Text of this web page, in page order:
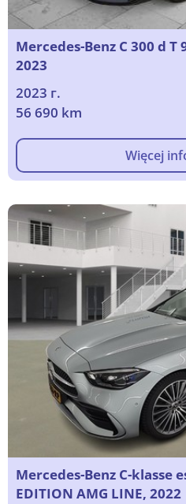
Mercedes-Benz C 300 d T
2023
2023 г.
56 690 km
Więcej
Mercedes-Benz C-klasse
EDITION AMG LINE, 2022